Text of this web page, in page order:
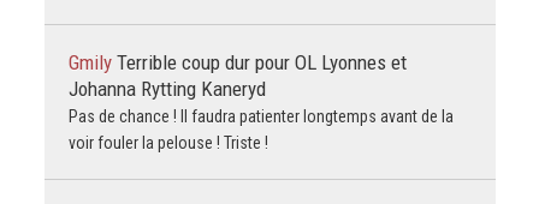
Gmily Terrible coup dur pour OL Lyonnes et
Johanna Rytting Kaneryd
Pas de chance ! Il faudra patienter longtemps avant de la
voir fouler la pelouse ! Triste !